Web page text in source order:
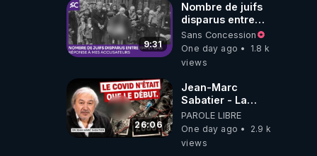
9:31
Nombre de juifs
disparus entre
1941 et 1945
(Réponse à mes
accusateurs)
Sans Concession
One day ago
1.8 k
views
26:06
Jean-Marc
Sabatier - La
Covid-19 n'a été
que le début -
L'ARNm &
PAROLE LIBRE
One day ago
2.9 k
views